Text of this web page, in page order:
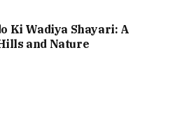
Ki Wadiya Shayari: A
and Nature